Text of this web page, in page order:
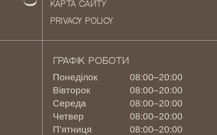
КАРТА САЙТУ
PRIVACY POLICY
ГРАФІК РОБОТИ
Понеділок
08:00–20:00
Вівторок
08:00–20:00
Середа
08:00–20:00
Четвер
08:00–20:00
П'ятниця
08:00–20:00